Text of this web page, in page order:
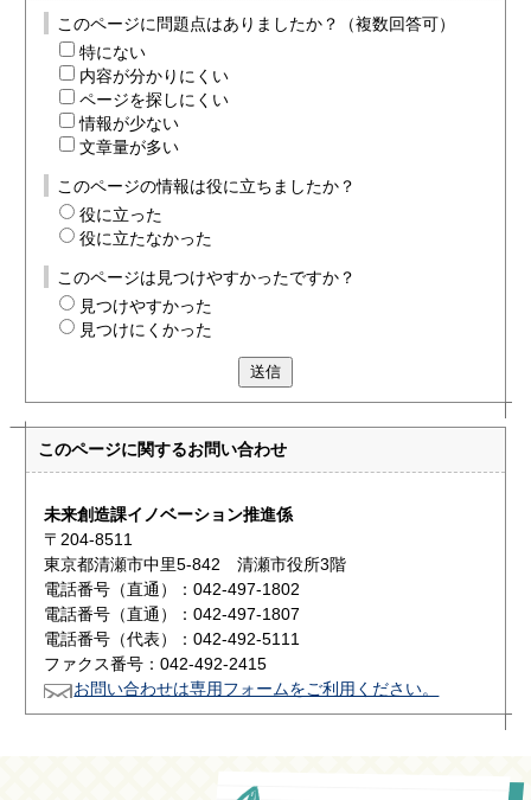
このページに問題点はありましたか？（複数回答可）
特にない
内容が分かりにくい
ページを探しにくい
情報が少ない
文章量が多い
このページの情報は役に立ちましたか？
役に立った
役に立たなかった
このページは見つけやすかったですか？
見つけやすかった
見つけにくかった
送信
このページに関するお問い合わせ
未来創造課イノベーション推進係
〒204-8511
東京都清瀬市中里5-842 清瀬市役所3階
電話番号（直通）：042-497-1802
電話番号（直通）：042-497-1807
電話番号（代表）：042-492-5111
ファクス番号：042-492-2415
お問い合わせは専用フォームをご利用ください。